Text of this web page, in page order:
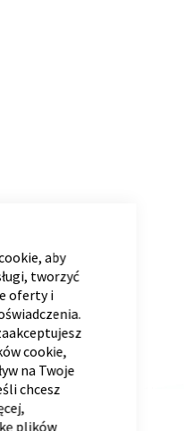
aby
tworzyć
oferty i
cookie,
na Twoje
chcesz
plików
Dziecięce
Szafka RTV